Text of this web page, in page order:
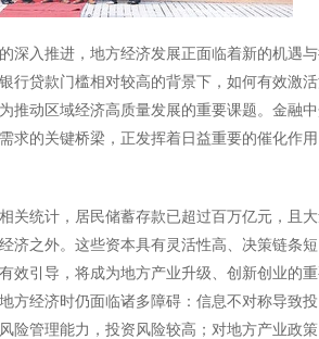
深入推进，地方经济发展正面临着新的机遇
行贷款门槛相对较高的背景下，如何有效激
推动区域经济高质量发展的重要课题。金融
求的关键桥梁，正发挥着日益重要的催化作
关统计，居民储蓄存款已超过百万亿元，且
济之外。这些资本具有灵活性高、决策链条
效引导，将成为地方产业升级、创新创业的
方经济时仍面临诸多障碍：信息不对称导致
险管理能力，投资风险较高；对地方产业政